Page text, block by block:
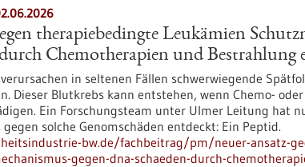
therapiebedingte Leukämien
Chemotherapien und Bestrahlung
in seltenen Fällen schwerwiegende
Dieser Blutkrebs kann entstehen, wenn Chemo-
Ein Forschungsteam unter Ulmer Leitung hat
solche Genomschäden entdeckt: Ein Peptid.
bw.de/fachbeitrag/pm/neuer-ansatz-
gegen-dna-schaeden-durch-